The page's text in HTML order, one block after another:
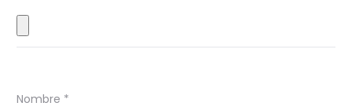
Nombre *